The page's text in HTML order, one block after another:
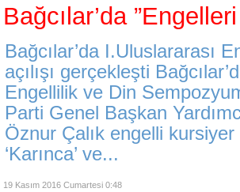
Bağcılar’da
Bağcılar’da I.Uluslararası
açılışı gerçekleşti
Engellilik ve Din
Parti Genel Başkan
Öznur Çalık engelli kursiyer
‘Karınca’ ve...
19 Kasım 2016 Cumartesi 0:48